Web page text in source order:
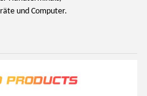
und Computer.